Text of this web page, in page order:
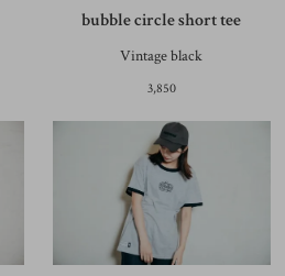
bubble circle short tee
Vintage black
3,850